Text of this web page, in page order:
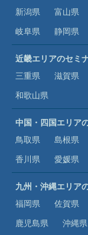
新潟県
富山県
岐阜県
静岡県
近畿エリアのセミ
三重県
滋賀県
和歌山県
中国・四国エリア
鳥取県
島根県
香川県
愛媛県
九州・沖縄エリア
福岡県
佐賀県
鹿児島県
沖縄県